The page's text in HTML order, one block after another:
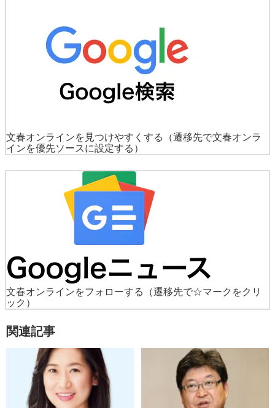
文春オンラインを見つけやすくする
（遷移先で文春オンラ
インを優先ソースに設定する）
文春オンラインをフォローする
（遷移先で☆マークをクリ
ック）
関連記事